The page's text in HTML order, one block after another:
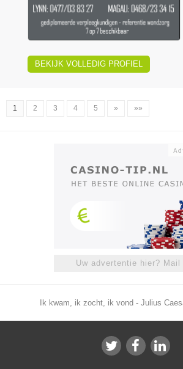
BEKIJK VOLLEDIG PROFIEL
1 2 3 4 5 » »»
Uw advertentie hier? Mail
Ik kwam, ik zocht, ik vond - Julius